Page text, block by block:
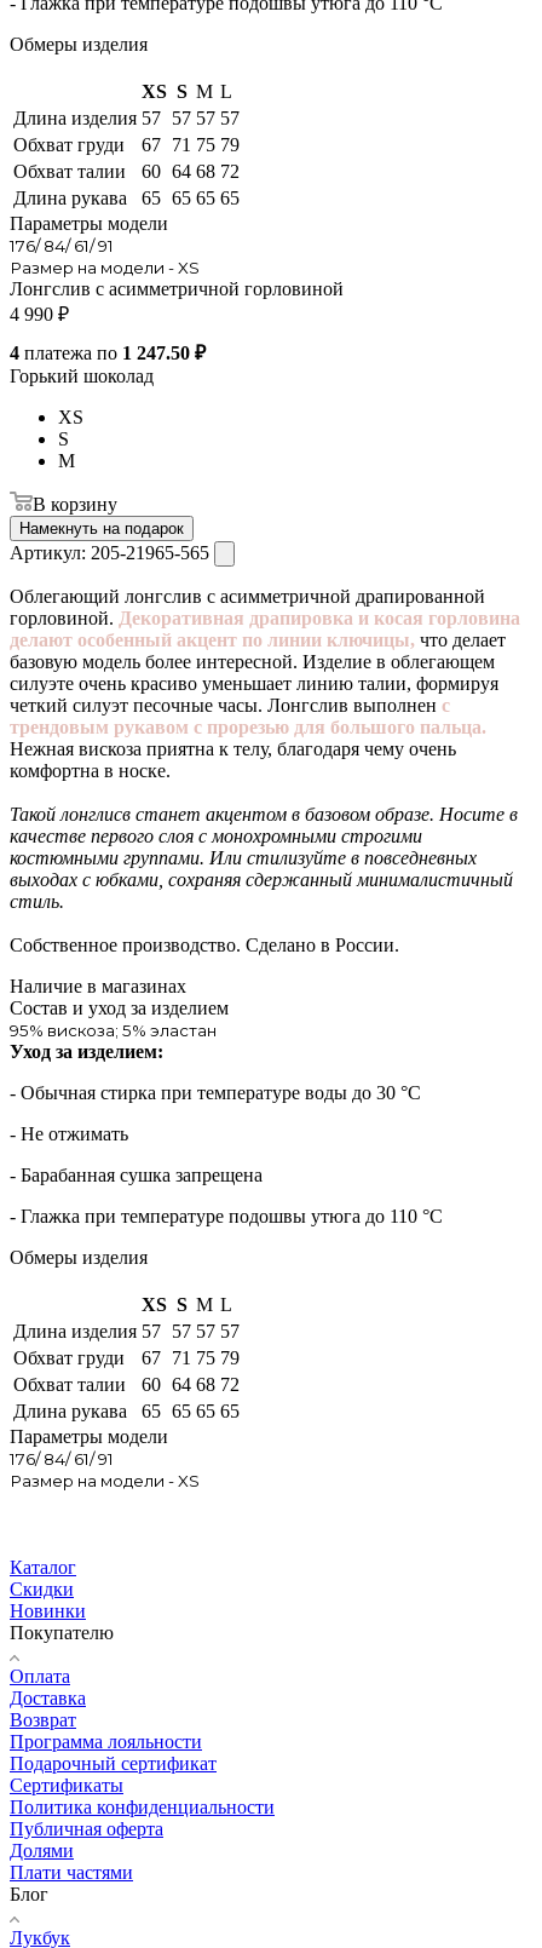
Обмеры изделия
XS S M L
Длина изделия 57 57 57 57
Обхват груди
67 71 75 79
Обхват талии
60 64 68 72
Длина рукава
65 65 65 65
Параметры модели
176/ 84/ 61/ 91
Размер на модели - XS
Лонгслив с асимметричной горловиной
4 990 ₽
4 платежа по 1 247.50 ₽
Горький шоколад
XS
S
M
В корзину
Намекнуть на подарок
Артикул: 205-21965-565
Облегающий лонгслив с асимметричной драпированной
горловиной. Декоративная драпировка и косая горловина
делают особенный акцент по линии ключицы, что делает
базовую модель более интересной. Изделие в облегающем
силуэте очень красиво уменьшает линию талии, формируя
четкий силуэт песочные часы. Лонгслив выполнен с
трендовым рукавом с прорезью для большого пальца.
Нежная вискоза приятна к телу, благодаря чему очень
комфортна в носке.
Такой лонглисв станет акцентом в базовом образе. Носите в
качестве первого слоя с монохромными строгими
костюмными группами. Или стилизуйте в повседневных
выходах с юбками, сохраняя сдержанный минималистичный
стиль.
Собственное производство. Сделано в России.
Наличие в магазинах
Состав и уход за изделием
95% вискоза; 5% эластан
Уход за изделием:
- Обычная стирка при температуре воды до 30 °C
- Не отжимать
- Барабанная сушка запрещена
- Глажка при температуре подошвы утюга до 110 °C
Обмеры изделия
XS S M L
Длина изделия 57 57 57 57
Обхват груди
67 71 75 79
Обхват талии
60 64 68 72
Длина рукава
65 65 65 65
Параметры модели
176/ 84/ 61/ 91
Размер на модели - XS
Каталог
Скидки
Новинки
Покупателю
Оплата
Доставка
Возврат
Программа лояльности
Подарочный сертификат
Сертификаты
Политика конфиденциальности
Публичная оферта
Долями
Плати частями
Блог
Лукбук